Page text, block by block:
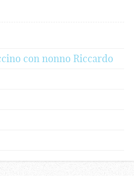
con nonno Riccardo